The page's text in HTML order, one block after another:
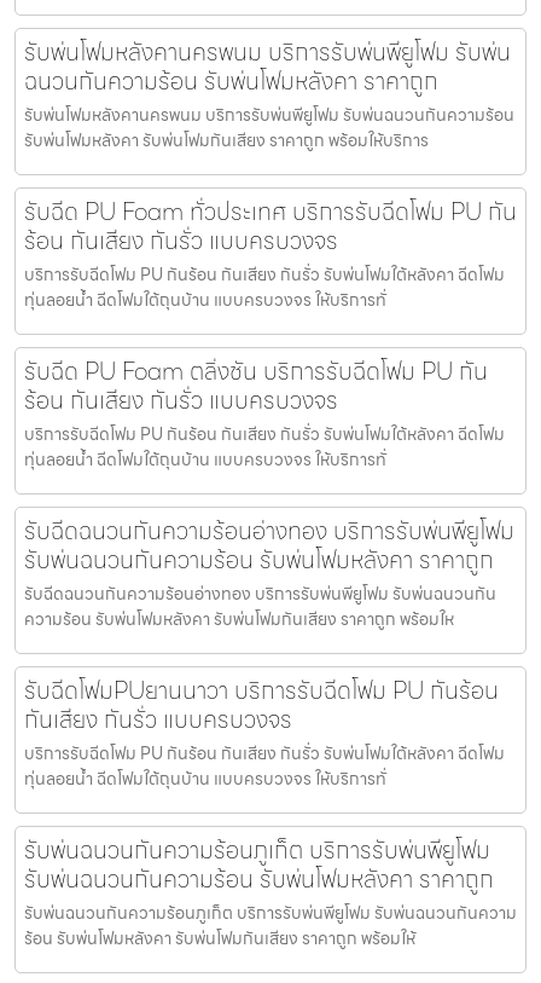
รับพ่นโฟมหลังคานครพนม บริการรับพ่นพียูโฟม รับพ่น
ฉนวนกันความร้อน รับพ่นโฟมหลังคา ราคาถูก
รับพ่นโฟมหลังคานครพนม บริการรับพ่นพียูโฟม รับพ่นฉนวนกันความร้อน
รับพ่นโฟมหลังคา รับพ่นโฟมกันเสียง ราคาถูก พร้อมให้บริการ
รับฉีด PU Foam ทั่วประเทศ บริการรับฉีดโฟม PU กัน
ร้อน กันเสียง กันรั่ว แบบครบวงจร
บริการรับฉีดโฟม PU กันร้อน กันเสียง กันรั่ว รับพ่นโฟมใต้หลังคา ฉีดโฟม
ทุ่นลอยน้ำ ฉีดโฟมใต้ถุนบ้าน แบบครบวงจร ให้บริการทั่
รับฉีด PU Foam ตลิ่งชัน บริการรับฉีดโฟม PU กัน
ร้อน กันเสียง กันรั่ว แบบครบวงจร
บริการรับฉีดโฟม PU กันร้อน กันเสียง กันรั่ว รับพ่นโฟมใต้หลังคา ฉีดโฟม
ทุ่นลอยน้ำ ฉีดโฟมใต้ถุนบ้าน แบบครบวงจร ให้บริการทั่
รับฉีดฉนวนกันความร้อนอ่างทอง บริการรับพ่นพียูโฟม
รับพ่นฉนวนกันความร้อน รับพ่นโฟมหลังคา ราคาถูก
รับฉีดฉนวนกันความร้อนอ่างทอง บริการรับพ่นพียูโฟม รับพ่นฉนวนกัน
ความร้อน รับพ่นโฟมหลังคา รับพ่นโฟมกันเสียง ราคาถูก พร้อมให
รับฉีดโฟมPUยานนาวา บริการรับฉีดโฟม PU กันร้อน
กันเสียง กันรั่ว แบบครบวงจร
บริการรับฉีดโฟม PU กันร้อน กันเสียง กันรั่ว รับพ่นโฟมใต้หลังคา ฉีดโฟม
ทุ่นลอยน้ำ ฉีดโฟมใต้ถุนบ้าน แบบครบวงจร ให้บริการทั่
รับพ่นฉนวนกันความร้อนภูเก็ต บริการรับพ่นพียูโฟม
รับพ่นฉนวนกันความร้อน รับพ่นโฟมหลังคา ราคาถูก
รับพ่นฉนวนกันความร้อนภูเก็ต บริการรับพ่นพียูโฟม รับพ่นฉนวนกันความ
ร้อน รับพ่นโฟมหลังคา รับพ่นโฟมกันเสียง ราคาถูก พร้อมให้